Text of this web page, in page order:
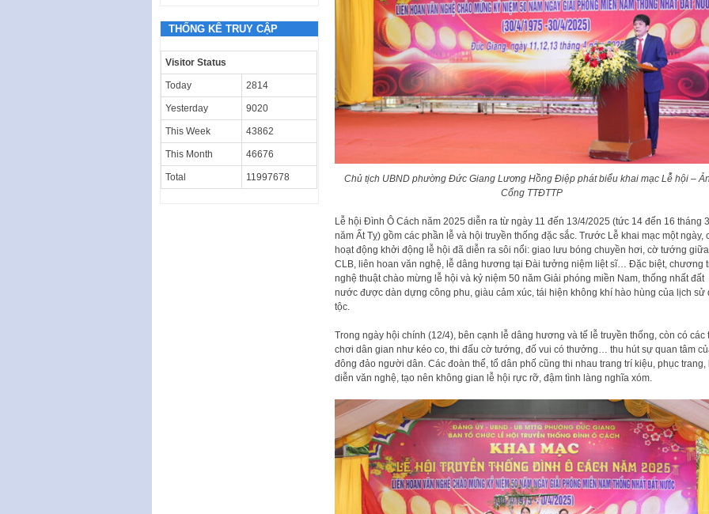
Chủ tịch UBND phường Đức Giang Lương Hồng Điệp phát biểu khai mạc Lễ hội –
Cổng TTĐTTP
Lễ hội Đình Ô Cách năm 2025 diễn ra từ ngày 11 đến 13/4/2025 (tức 14 đến 16 tháng 3
năm Ất Tỵ) gồm các phần lễ và hội truyền thống đặc sắc. Trước Lễ khai mạc một ngày,
hoạt động khởi động lễ hội đã diễn ra sôi nổi: giao lưu bóng chuyền hơi, cờ tướng
CLB, liên hoan văn nghệ, lễ dâng hương tại Đài tưởng niệm liệt sĩ… Đặc biệt, chương
nghệ thuật chào mừng lễ hội và kỷ niệm 50 năm Giải phóng miền Nam, thống nhất đất
nước được dàn dựng công phu, giàu cảm xúc, tái hiện không khí hào hùng của lịch sử
tộc.
Trong ngày hội chính (12/4), bên cạnh lễ dâng hương và tế lễ truyền thống, còn có các
chơi dân gian như kéo co, thi đấu cờ tướng, đố vui có thưởng… thu hút sự quan tâm
đông đảo người dân. Các đoàn thể, tổ dân phố cũng thi nhau trang trí kiệu, phục trang,
diễn văn nghệ, tạo nên không gian lễ hội rực rỡ, đậm tình làng nghĩa xóm.
THỐNG KÊ TRUY CẬP
Visitor Status
Today 2814
Yesterday 9020
This Week 43862
This Month 46676
Total 11997678